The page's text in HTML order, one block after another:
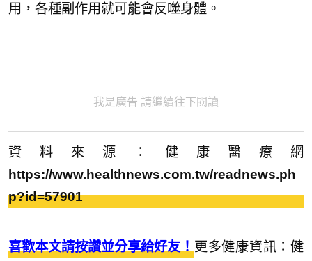
用，各種副作用就可能會反噬身體。
我是廣告 請繼續往下閱讀
資料來源：健康醫療網
https://www.healthnews.com.tw/readnews.ph
p?id=57901
喜歡本文請按讚並分享給好友！ 更多健康資訊：健